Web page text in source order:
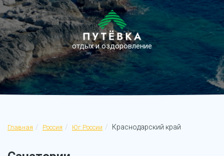
отдых и оздоровление
Главная Россия Юг России Краснодарский край